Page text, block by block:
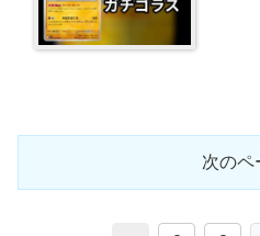
次のペ